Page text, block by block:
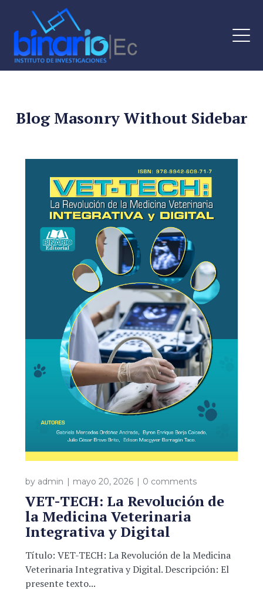
Blog Masonry Without Sidebar
by admin mayo 20, 2026 0 comments
VET-TECH: La Revolución de
la Medicina Veterinaria
Integrativa y Digital
Título: VET-TECH: La Revolución de la Medicina
Veterinaria Integrativa y Digital. Descripción: El
presente texto...